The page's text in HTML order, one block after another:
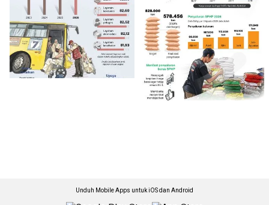
Unduh Mobile Apps untuk iOS dan Android